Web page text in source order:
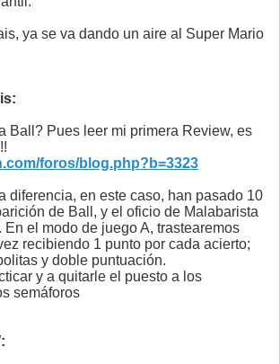
ya se va dando un aire al Super Mario
Ball? Pues leer mi primera Review, es
foros/blog.php?b=3323
diferencia, en este caso, han pasado 10
de Ball, y el oficio de Malabarista
En el modo de juego A, trastearemos
recibiendo 1 punto por cada acierto;
y doble puntuación.
y a quitarle el puesto a los
semáforos